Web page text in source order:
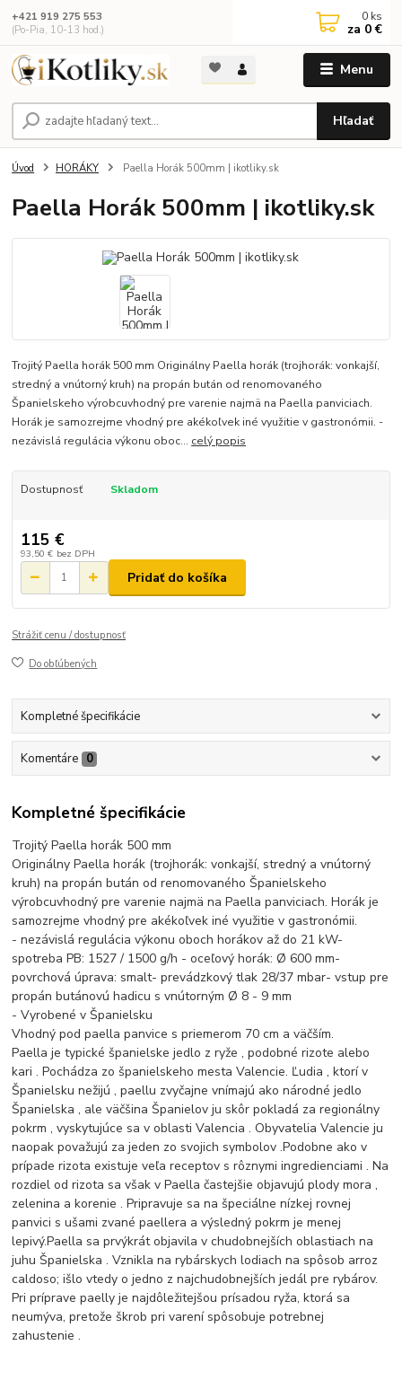
Menu
Hľadať
+421 919 275 553
(Po-Pia, 10-13 hod.)
0 ks
za 0 €
Úvod HORÁKY Paella Horák 500mm | ikotliky.sk
Paella Horák 500mm | ikotliky.sk
Trojitý Paella horák 500 mm Originálny Paella horák (trojhorák: vonkajší,
stredný a vnútorný kruh) na propán bután od renomovaného
Španielskeho výrobcuvhodný pre varenie najmä na Paella panviciach.
Horák je samozrejme vhodný pre akékoľvek iné využitie v gastronómii. -
nezávislá regulácia výkonu oboc... celý popis
Dostupnosť Skladom
115 €
93,50 € bez DPH
Pridať do košíka
Strážiť cenu / dostupnosť
Do obľúbených
Kompletné špecifikácie
Komentáre 0
Kompletné špecifikácie
Trojitý Paella horák 500 mm
Originálny Paella horák (trojhorák: vonkajší, stredný a vnútorný
kruh) na propán bután od renomovaného Španielskeho
výrobcuvhodný pre varenie najmä na Paella panviciach. Horák je
samozrejme vhodný pre akékoľvek iné využitie v gastronómii.
- nezávislá regulácia výkonu oboch horákov až do 21 kW-
spotreba PB: 1527 / 1500 g/h - oceľový horák: Ø 600 mm-
povrchová úprava: smalt- prevádzkový tlak 28/37 mbar- vstup pre
propán butánovú hadicu s vnútorným Ø 8 - 9 mm
- Vyrobené v Španielsku
Vhodný pod paella panvice s priemerom 70 cm a väčším.
Paella je typické španielske jedlo z ryže , podobné rizote alebo
kari . Pochádza zo španielskeho mesta Valencie. Ľudia , ktorí v
Španielsku nežijú , paellu zvyčajne vnímajú ako národné jedlo
Španielska , ale väčšina Španielov ju skôr pokladá za regionálny
pokrm , vyskytujúce sa v oblasti Valencia . Obyvatelia Valencie ju
naopak považujú za jeden zo svojich symbolov .Podobne ako v
prípade rizota existuje veľa receptov s rôznymi ingredienciami . Na
rozdiel od rizota sa však v Paella častejšie objavujú plody mora ,
zelenina a korenie . Pripravuje sa na špeciálne nízkej rovnej
panvici s ušami zvané paellera a výsledný pokrm je menej
lepivý.Paella sa prvýkrát objavila v chudobnejších oblastiach na
juhu Španielska . Vznikla na rybárskych lodiach na spôsob arroz
caldoso; išlo vtedy o jedno z najchudobnejších jedál pre rybárov.
Pri príprave paelly je najdôležitejšou prísadou ryža, ktorá sa
neumýva, pretože škrob pri varení spôsobuje potrebnej
zahustenie .